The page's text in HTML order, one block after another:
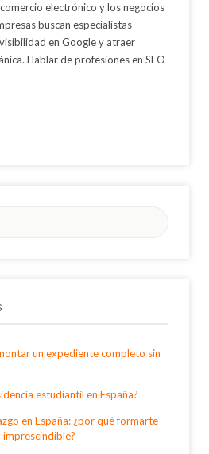
electrónico y los negocios
buscan especialistas
en Google y atraer
Hablar de profesiones en SEO
un expediente completo sin
estudiantil en España?
en España: ¿por qué formarte